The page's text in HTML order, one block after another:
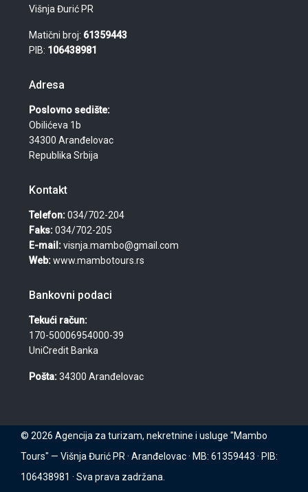
Višnja Đurić PR
Matični broj: 61359443
PIB: 106438981
Adresa
Poslovno sedište:
Obilićeva 1b
34300 Aranđelovac
Republika Srbija
Kontakt
Telefon:034/702-204
Faks:034/702-205
E-mail:visnja.mambo@gmail.com
Web:www.mambotours.rs
Bankovni podaci
Tekući račun:
170-50006954000-39
UniCredit Banka
Pošta:34300 Aranđelovac
© 2026 Agencija za turizam, nekretnine i usluge "Mambo
Tours" — Višnja Đurić PR · Aranđelovac · MB: 61359443 · PIB:
106438981 · Sva prava zadržana.